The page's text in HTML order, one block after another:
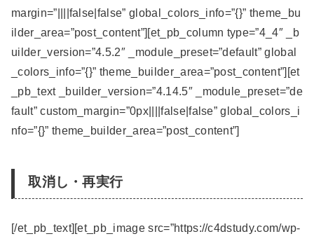
margin=”||||false|false” global_colors_info=”{}” theme_bu
ilder_area=”post_content”][et_pb_column type=”4_4″ _b
uilder_version=”4.5.2″ _module_preset=”default” global
_colors_info=”{}” theme_builder_area=”post_content”][et
_pb_text _builder_version=”4.14.5″ _module_preset=”de
fault” custom_margin=”0px||||false|false” global_colors_i
nfo=”{}” theme_builder_area=”post_content”]
取消し・再実行
[/et_pb_text][et_pb_image src=”https://c4dstudy.com/wp-